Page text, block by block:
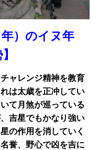
年）のイヌ年
ャレンジ精神を教育
は太歳を正冲してい
て月煞が巡っている
吉星でもかなり強い
の作用を消していく
誉、野心で凶を吉に